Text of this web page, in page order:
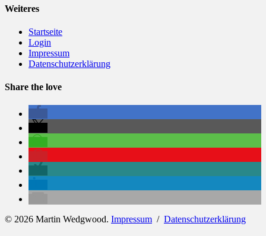
Weiteres
Startseite
Login
Impressum
Datenschutzerklärung
Share the love
© 2026 Martin Wedgwood. Impressum / Datenschutzerklärung